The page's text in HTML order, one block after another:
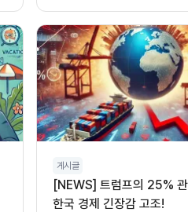
게시글
[NEWS] 트럼프의 25%
한국 경제 긴장감 고조!